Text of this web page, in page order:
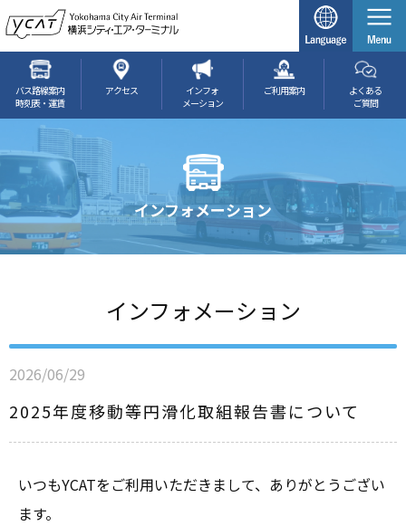
バス路線案内
時刻表・運賃
アクセス
インフォ
メーション
ご利用案内
よくある
ご質問
インフォメーション
インフォメーション
2026/06/29
2025年度移動等円滑化取組報告書について
いつもYCATをご利用いただきまして、ありがとうござい
ます。